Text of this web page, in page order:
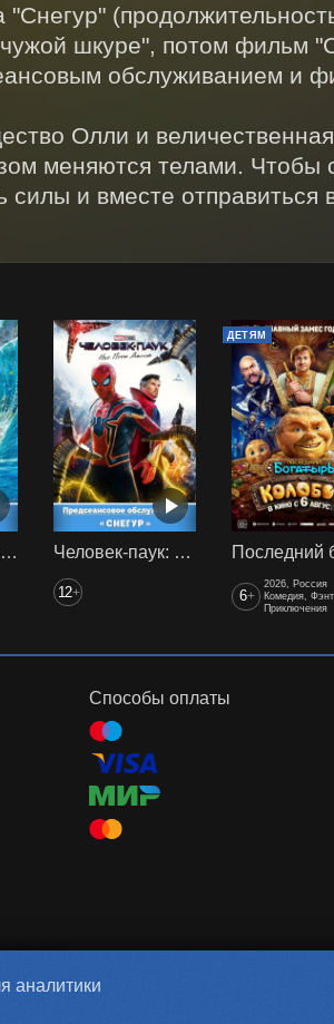
шкуре", потом фильм
обслуживанием и
Олли и
меняются телами. Чтобы
силы и вместе отправиться
Моана( 2016) предс. обсл. Снегур Человек-паук: Нет пути домой (2021) предс. обсл. Снегур
12+
ДЕТЯМ
6+
2026, Россия
Комедия,
Приключения
аналитики
Способы оплаты